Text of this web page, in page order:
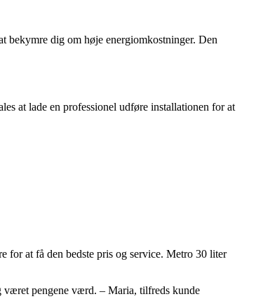
bekymre dig om høje energiomkostninger. Den
at lade en professionel udføre installationen for at
for at få den bedste pris og service. Metro 30 liter
været pengene værd. – Maria, tilfreds kunde